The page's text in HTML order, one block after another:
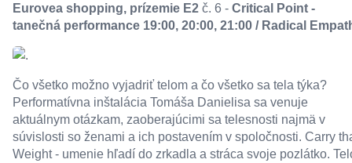
Eurovea shopping, prízemie E2 č. 6 - Critical Point -
tanečná performance 19:00, 20:00, 21:00 / Radical
Čo všetko možno vyjadriť telom a čo všetko sa tela týka?
Performatívna inštalácia Tomáša Danielisa sa venuje
aktuálnym otázkam, zaoberajúcimi sa telesnosti najmä v
súvislosti so ženami a ich postavením v spoločnosti. Carry
Weight - umenie hľadí do zrkadla a stráca svoje pozlátko.